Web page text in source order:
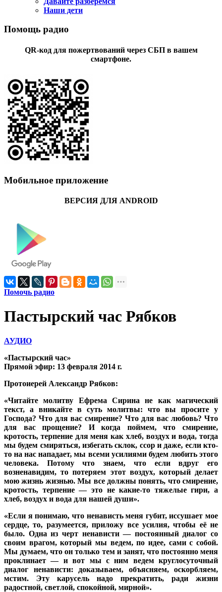
Наши дети
Помощь радио
QR-код для пожертвований через СБП в вашем
смартфоне.
Мобильное приложение
ВЕРСИЯ ДЛЯ ANDROID
Помочь радио
Пастырский час Рябков
АУДИО
«Пастырский час»
Прямой эфир: 13 февраля 2014 г.
Протоиерей Александр Рябков:
«Читайте молитву Ефрема Сирина не как магический
текст, а вникайте в суть молитвы: что вы просите у
Господа? Что для вас смирение? Что для вас любовь? Что
для вас прощение? И когда поймем, что смирение,
кротость, терпение для меня как хлеб, воздух и вода, тогда
мы будем смиряться, избегать склок, ссор и даже, если кто-
то на нас нападает, мы всеми усилиями будем любить этого
человека. Потому что знаем, что если вдруг его
возненавидим, то потеряем этот воздух, который делает
мою жизнь жизнью. Мы все должны понять, что смирение,
кротость, терпение — это не какие-то тяжелые гири, а
хлеб, воздух и вода для нашей души».
«Если я понимаю, что ненависть меня губит, иссушает мое
сердце, то, разумеется, приложу все усилия, чтобы её не
было. Одна из черт ненависти — постоянный диалог со
своим врагом, который мы ведем, по идее, сами с собой.
Мы думаем, что он только тем и занят, что постоянно меня
проклинает — и вот мы с ним ведем круглосуточный
диалог ненависти: доказываем, объясняем, оскорбляем,
мстим. Эту карусель надо прекратить, ради жизни
радостной, светлой, спокойной, мирной».